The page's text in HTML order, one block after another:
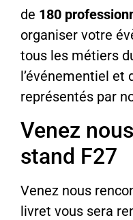
de 180
organiser votre
tous les métiers
l’événementiel
représentés par
Venez
stand F27
Venez nous
livret vous sera